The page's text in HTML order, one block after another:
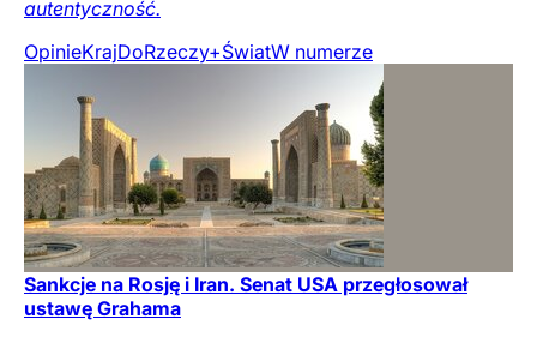
autentyczność.
OpinieKrajDoRzeczy+ŚwiatW numerze
Sankcje na Rosję i Iran. Senat USA przegłosował
ustawę Grahama